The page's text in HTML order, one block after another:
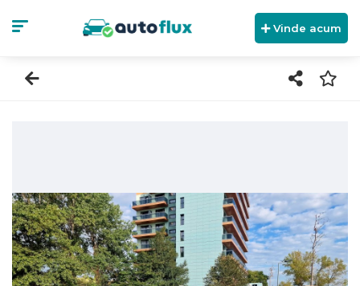
Vinde acum